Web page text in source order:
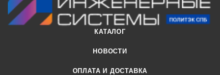
КАТАЛОГ
НОВОСТИ
ОПЛАТА И ДОСТАВКА